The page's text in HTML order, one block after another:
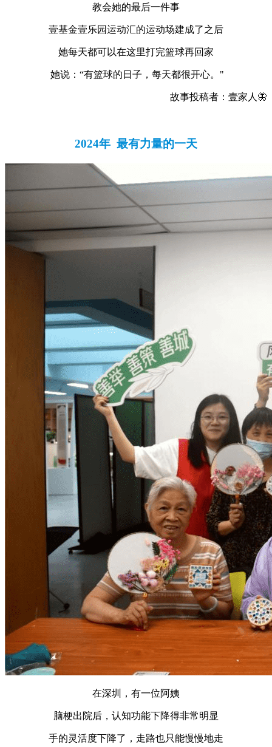
教会她的最后一件事
壹基金壹乐园运动汇的运动场建成了之后
她每天都可以在这里打完篮球再回家
她说：“有篮球的日子，每天都很开心。"
故事投稿者：壹家人🦋
2024年 最有力量的一天
在深圳，有一位阿姨
脑梗出院后，认知功能下降得非常明显
手的灵活度下降了，走路也只能慢慢地走